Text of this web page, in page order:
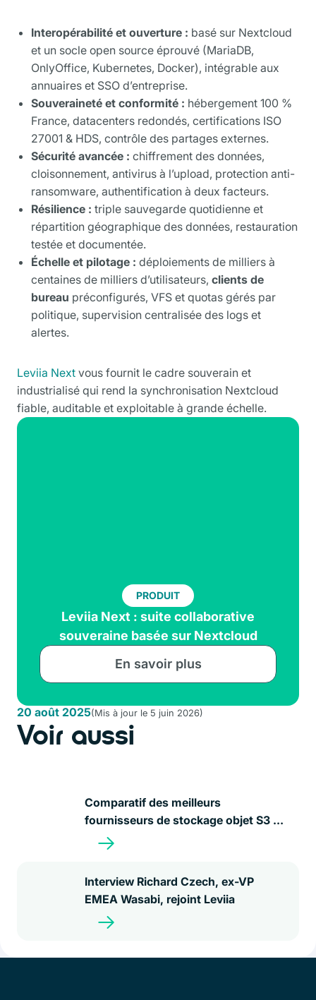
Interopérabilité et ouverture : basé sur Nextcloud
et un socle open source éprouvé (MariaDB,
OnlyOffice, Kubernetes, Docker), intégrable aux
annuaires et SSO d’entreprise.
Souveraineté et conformité : hébergement 100 %
France, datacenters redondés, certifications ISO
27001 & HDS, contrôle des partages externes.
Sécurité avancée : chiffrement des données,
cloisonnement, antivirus à l’upload, protection anti-
ransomware, authentification à deux facteurs.
Résilience : triple sauvegarde quotidienne et
répartition géographique des données, restauration
testée et documentée.
Échelle et pilotage : déploiements de milliers à
centaines de milliers d’utilisateurs, clients de
bureau préconfigurés, VFS et quotas gérés par
politique, supervision centralisée des logs et
alertes.
Leviia Next vous fournit le cadre souverain et
industrialisé qui rend la synchronisation Nextcloud
fiable, auditable et exploitable à grande échelle.
PRODUIT
Leviia Next : suite collaborative
souveraine basée sur Nextcloud
En savoir plus
20 août 2025(Mis à jour le 5 juin 2026)
Voir aussi
Comparatif des meilleurs
fournisseurs de stockage objet S3 en
France en 2026
Interview Richard Czech, ex-VP
EMEA Wasabi, rejoint Leviia